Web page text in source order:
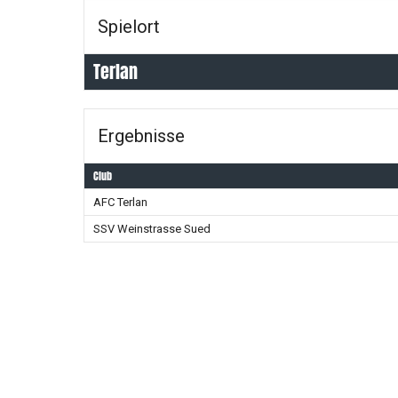
Spielort
Terlan
Ergebnisse
Club
AFC Terlan
SSV Weinstrasse Sued